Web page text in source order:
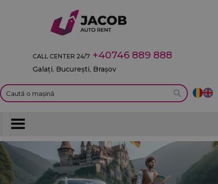
CALL CENTER 24/7 +40746 889 888
Galați, București, Brașov